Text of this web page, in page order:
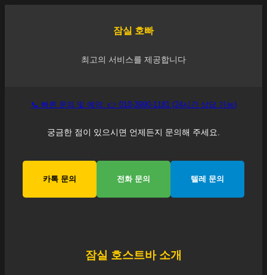
잠실 호빠
최고의 서비스를 제공합니다
📞 빠른 문의 및 예약: 👉 010-3990-1181 (24시간 상담 가능)
궁금한 점이 있으시면 언제든지 문의해 주세요.
카톡 문의 전화 문의 텔레 문의
잠실 호스트바 소개